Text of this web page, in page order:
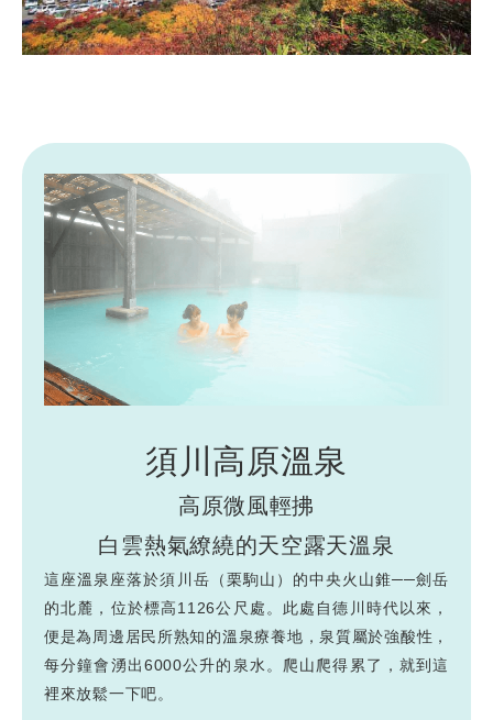
須川高原溫泉
高原微風輕拂
白雲熱氣繚繞的天空露天溫泉
這座溫泉座落於須川岳（栗駒山）的中央火山錐──劍岳
的北麓，位於標高1126公尺處。此處自德川時代以來，
便是為周邊居民所熟知的溫泉療養地，泉質屬於強酸性，
每分鐘會湧出6000公升的泉水。爬山爬得累了，就到這
裡來放鬆一下吧。